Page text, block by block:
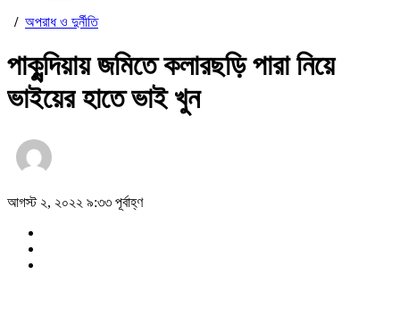
/ অপরাধ ও দুর্নীতি
পাকুন্দিয়ায় জমিতে কলারছড়ি পারা নিয়ে
ভাইয়ের হাতে ভাই খুন
আগস্ট ২, ২০২২ ৯:৩৩ পূর্বাহ্ণ